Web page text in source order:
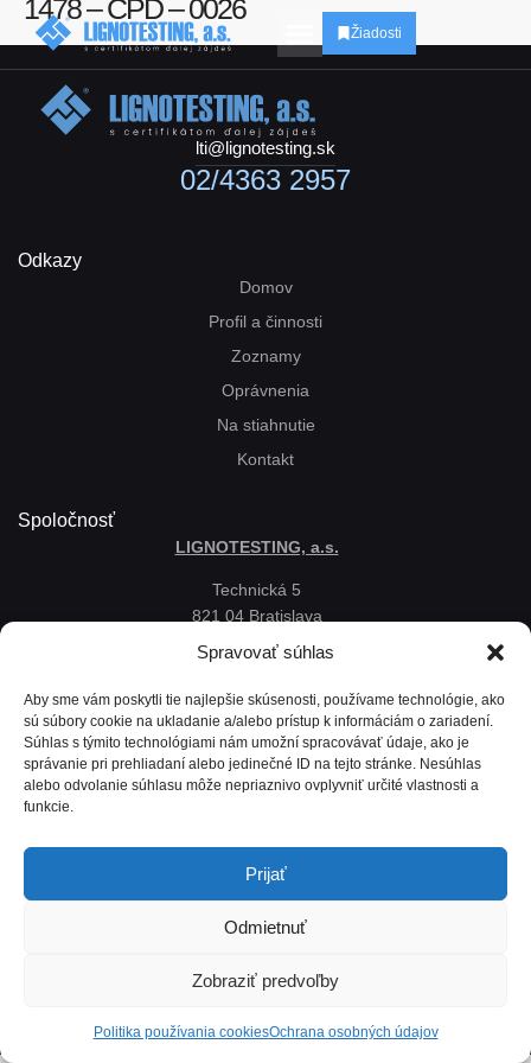
Spravovať súhlas
Aby sme vám poskytli tie najlepšie skúsenosti, používame technológie, ako
sú súbory cookie na ukladanie a/alebo prístup k informáciám o zariadení.
Súhlas s týmito technológiami nám umožní spracovávať údaje, ako je
správanie pri prehliadaní alebo jedinečné ID na tejto stránke. Nesúhlas
alebo odvolanie súhlasu môže nepriaznivo ovplyvniť určité vlastnosti a
funkcie.
Prijať
Odmietnuť
Zobraziť predvoľby
Politika používania cookiesOchrana osobných údajov
Žiadosti
1478 – CPD – 0026
lti@lignotesting.sk
02/4363 2957
Odkazy
Domov
Profil a činnosti
Zoznamy
Oprávnenia
Na stiahnutie
Kontakt
Spoločnosť
LIGNOTESTING, a.s.
Technická 5
821 04 Bratislava
Slovenská republika
Politika používania cookies
Mapa
Lignotesting, a. s. © 2024 | Všetky práva vyhradené. | Vytvoril: Marek Heinfarth.